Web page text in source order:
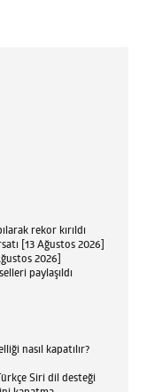
rekor kırıldı
[13 Ağustos 2026]
2026]
paylaşıldı
nasıl kapatılır?
Siri dil desteği